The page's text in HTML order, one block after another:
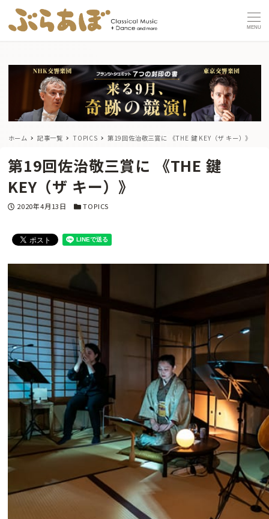
MENU
ホーム 記事一覧 TOPICS 第19回佐治敬三賞に 《THE 鍵 KEY（ザ キー）》
第19回佐治敬三賞に 《THE 鍵
KEY（ザ キー）》
投稿日
2020年4月13日 カテゴリー
TOPICS